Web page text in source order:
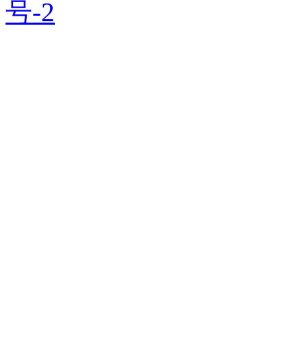
号-2